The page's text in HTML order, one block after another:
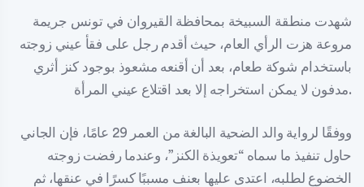
شهدت منطقة السبيخة بمحافظة القيروان في تونس جريمة
مروعة هزت الرأي العام، حيث أقدم رجل على فقأ عيني زوجته
باستخدام شوكة طعام، بعد أن أقنعه مشعوذ بوجود كنز أثري
مدفون لا يمكن استخراجه إلا بعد اقتلاع عيني المرأة.
ووفقًا لرواية والد الضحية البالغة من العمر 29 عامًا، فإن الجاني
حاول تنفيذ ما سماه “تعويذة الكنز”، وعندما رفضت زوجته
الخضوع لطلبه، اعتدى عليها بعنف مسببًا كسرًا في عنقها، ثم